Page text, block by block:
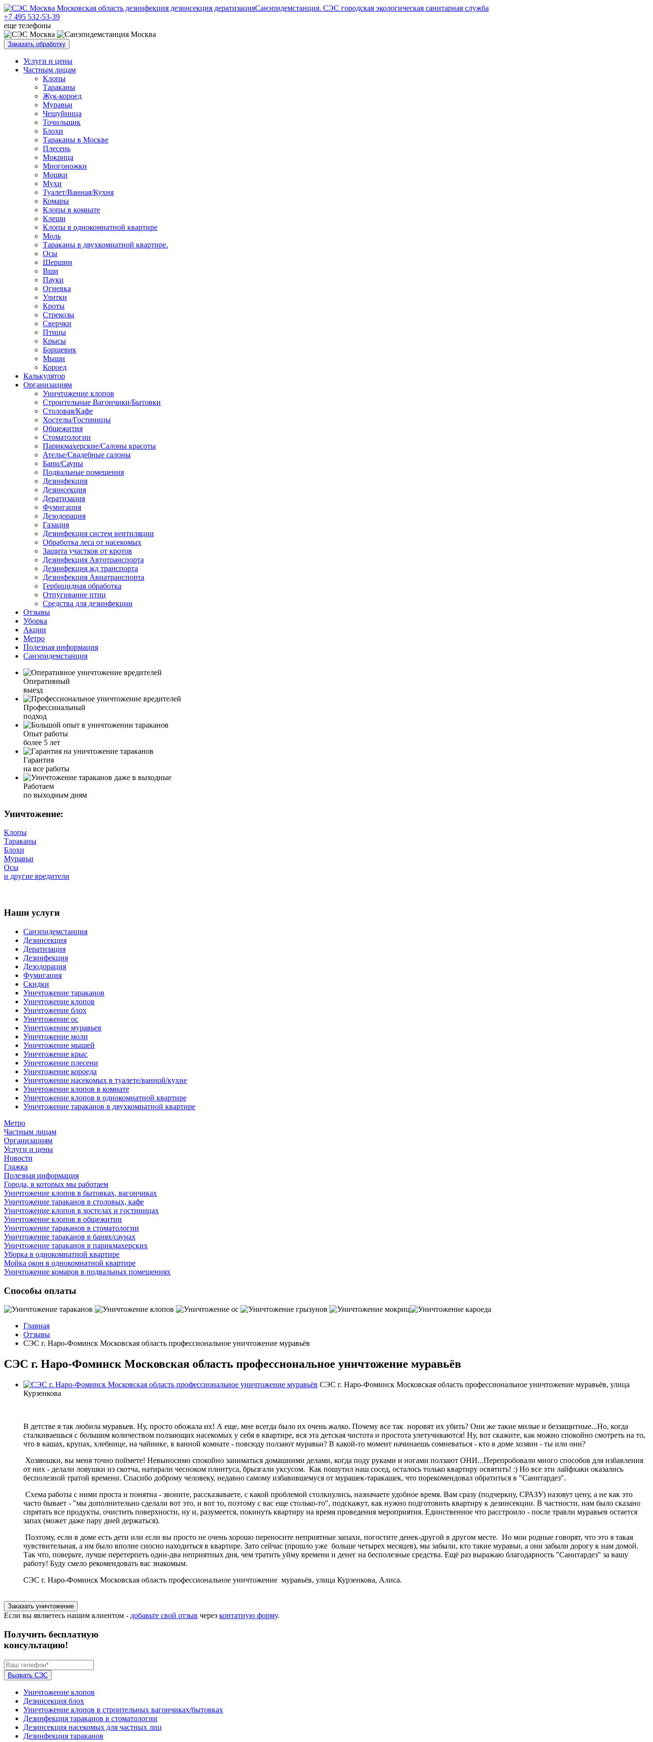
Санэпидемстанция. СЭС городская экологическая санитарная служба
+7 495 532-53-39
еще телефоны
Заказать обработку
Услуги и цены
Частным лицам
Клопы
Тараканы
Жук-короед
Муравьи
Чешуйница
Точильщик
Блохи
Тараканы в Москве
Плесень
Мокрица
Многоножки
Мошки
Мухи
Туалет/Ванная/Кухня
Комары
Клопы в комнате
Клещи
Клопы в однокомнатной квартире
Моль
Тараканы в двухкомнатной квартире.
Осы
Шершни
Вши
Пауки
Огневка
Улитки
Кроты
Стрекозы
Сверчки
Птицы
Крысы
Борщевик
Мыши
Короед
Калькулятор
Организациям
Уничтожение клопов
Строительные Вагончики/Бытовки
Столовая/Кафе
Хостелы/Гостиницы
Общежития
Стоматологии
Парикмахерские/Салоны красоты
Ателье/Свадебные салоны
Бани/Сауны
Подвальные помещения
Дезинфекция
Дезинсекция
Дератизация
Фумигация
Дезодорация
Газация
Дезинфекция систем вентиляции
Обработка леса от насекомых
Защита участков от кротов
Дезинфекция Автотранспорта
Дезинфекция жд транспорта
Дезинфекция Авиатранспорта
Гербицидная обработка
Отпугивание птиц
Средства для дезинфекции
Отзывы
Уборка
Акции
Метро
Полезная информация
Санэпидемстанция
Оперативный
выезд
Профессинальный
подход
Опыт работы
более 5 лет
Гарантия
на все работы
Работаем
по выходным дням
Уничтожение:
Клопы
Тараканы
Блохи
Муравьи
Осы
и другие вредители
Наши услуги
Санэпидемстанция
Дезинсекция
Дератизация
Дезинфекция
Дезодорация
Фумигация
Скидки
Уничтожение тараканов
Уничтожение клопов
Уничтожение блох
Уничтожение ос
Уничтожение муравьев
Уничтожение моли
Уничтожение мышей
Уничтожение крыс
Уничтожение плесени
Уничтожение короеда
Уничтожение насекомых в туалете/ванной/кухне
Уничтожение клопов в комнате
Уничтожение клопов в однокомнатной квартире
Уничтожение тараканов в двухкомнатной квартире
Метро
Частным лицам
Организациям
Услуги и цены
Новости
Глажка
Полезная информация
Города, в которых мы работаем
Уничтожение клопов в бытовках, вагончиках
Уничтожение тараканов в столовых, кафе
Уничтожение клопов в хостелах и гостиницах
Уничтожение клопов в общежитии
Уничтожение тараканов в стоматологии
Уничтожение тараканов в банях/саунах
Уничтожение тараканов в парикмахерских
Уборка в однокомнатной квартире
Мойка окон в однокомнатной квартире
Уничтожение комаров в подвальных помещениях
Способы оплаты
Главная
Отзывы
СЭС г. Наро-Фоминск Московская область профессиональное уничтожение муравьёв
СЭС г. Наро-Фоминск Московская область профессиональное уничтожение муравьёв
СЭС г. Наро-Фоминск Московская область профессиональное уничтожение муравьёв, улица
Курзенкова
В детстве я так любила муравьев. Ну, просто обожала их! А еще, мне всегда было их очень жалко. Почему все так норовят их убить? Они же такие милые и беззащитные...Но, когда
сталкиваешься с большим количеством ползающих насекомых у себя в квартире, вся эта детская чистота и простота улетучиваются! Ну, вот скажите, как можно спокойно смотреть на то,
что в кашах, крупах, хлебнице, на чайнике, в ванной комнате - повсюду ползают муравьи? В какой-то момент начинаешь сомневаться - кто в доме хозяин - ты или они?
Хозяюшки, вы меня точно поймете! Невыносимо спокойно заниматься домашними делами, когда поду руками и ногами ползают ОНИ...Перепробовали много способов для избавления
от них - делали ловушки из скотча, натирали чесноком плинтуса, брызгали уксусом. Как пошутил наш сосед, осталось только квартиру освятить! :) Но все эти лайфхаки оказались
бесполезной тратой времени. Спасибо доброму человеку, недавно самому избавившемуся от мурашек-таракашек, что порекомендовал обратиться в "Санитардез".
Схема работы с ними проста и понятна - звоните, рассказываете, с какой проблемой столкнулись, назначаете удобное время. Вам сразу (подчеркну, СРАЗУ) назовут цену, а не как это
часто бывает - "мы дополнительно сделали вот это, и вот то, поэтому с вас еще столько-то", подскажут, как нужно подготовить квартиру к дезинсекции. В частности, нам было сказано
спрятать все продукты, очистить поверхности, ну и, разумеется, покинуть квартиру на время проведения мероприятия. Единственное что расстроило - после травли муравьев остается
запах (может даже пару дней держаться).
Поэтому, если в доме есть дети или если вы просто не очень хорошо переносите неприятные запахи, погостите денек-другой в другом месте. Но мои родные говорят, что это я такая
чувствительная, а им было вполне сносно находиться в квартире. Зато сейчас (прошло уже больше четырех месяцев), мы забыли, кто такие муравьи, а они забыли дорогу к нам домой.
Так что, поверьте, лучше перетерпеть один-два неприятных дня, чем тратить уйму времени и денег на бесполезные средства. Ещё раз выражаю благодарность "Санитардез" за вашу
работу! Буду смело рекомендовать вас знакомым.
СЭС г. Наро-Фоминск Московская область профессиональное уничтожение муравьёв, улица Курзенкова, Алиса.
Заказать уничтожение
Если вы являетесь нашим клиентом - добавьте свой отзыв через контатную форму.
Получить бесплатную
консультацию!
Вызвать СЭС
Уничтожение клопов
Дезинсекция блох
Уничтожение клопов в строительных вагончиках/бытовках
Дезинфекция тараканов в стоматологии
Дезинсекция насекомых для частных лиц
Дезинфекция тараканов